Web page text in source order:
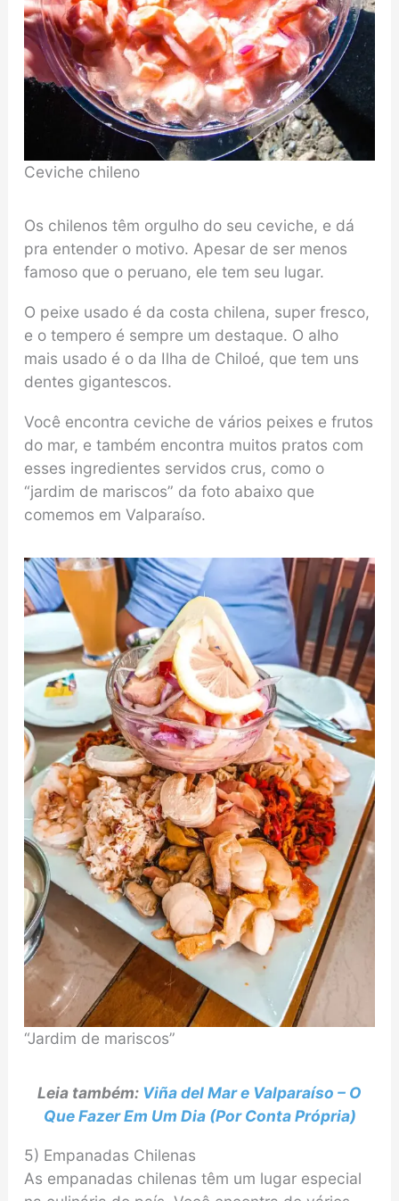
Ceviche chileno
Os chilenos têm orgulho do seu ceviche, e dá
pra entender o motivo. Apesar de ser menos
famoso que o peruano, ele tem seu lugar.
O peixe usado é da costa chilena, super fresco,
e o tempero é sempre um destaque. O alho
mais usado é o da Ilha de Chiloé, que tem uns
dentes gigantescos.
Você encontra ceviche de vários peixes e frutos
do mar, e também encontra muitos pratos com
esses ingredientes servidos crus, como o
“jardim de mariscos” da foto abaixo que
comemos em Valparaíso.
“Jardim de mariscos”
Leia também: Viña del Mar e Valparaíso – O
Que Fazer Em Um Dia (Por Conta Própria)
5) Empanadas Chilenas
As empanadas chilenas têm um lugar especial